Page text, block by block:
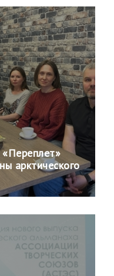
арктического